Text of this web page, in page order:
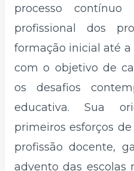
processo contínuo
profissional dos
formação inicial até
com o objetivo de
os desafios
educativa. Sua
primeiros esforços
profissão docente,
advento das escolas